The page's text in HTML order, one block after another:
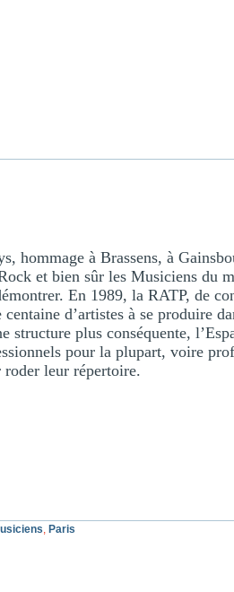
hommage à Brassens, à
et bien sûr les Musiciens du
En 1989, la RATP, de
d’artistes à se produire
structure plus conséquente,
pour la plupart, voire
roder leur répertoire.
, Paris